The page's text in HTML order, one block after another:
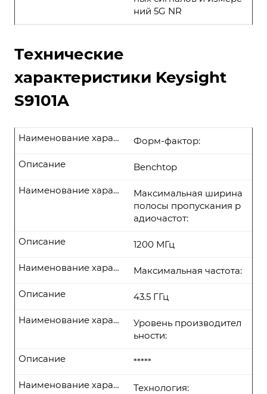
ний 5G NR
Технические
характеристики Keysight
S9101A
Форм-фактор:
Наименование характеристики
Benchtop
Описание
Максимальная ширина
полосы пропускания р
адиочастот:
Наименование характеристики
1200 МГц
Описание
Максимальная частота:
Наименование характеристики
43.5 ГГц
Описание
Уровень производител
ьности:
Наименование характеристики
*****
Описание
Технология:
Наименование характеристики